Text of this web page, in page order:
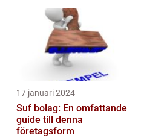
17 januari 2024
Suf bolag: En omfattande
guide till denna
företagsform